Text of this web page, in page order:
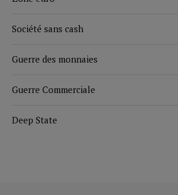
Société sans cash
Guerre des monnaies
Guerre Commerciale
Deep State